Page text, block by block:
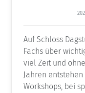
Auf Schloss
Fachs über
viel Zeit und
Jahren
Workshops, bei